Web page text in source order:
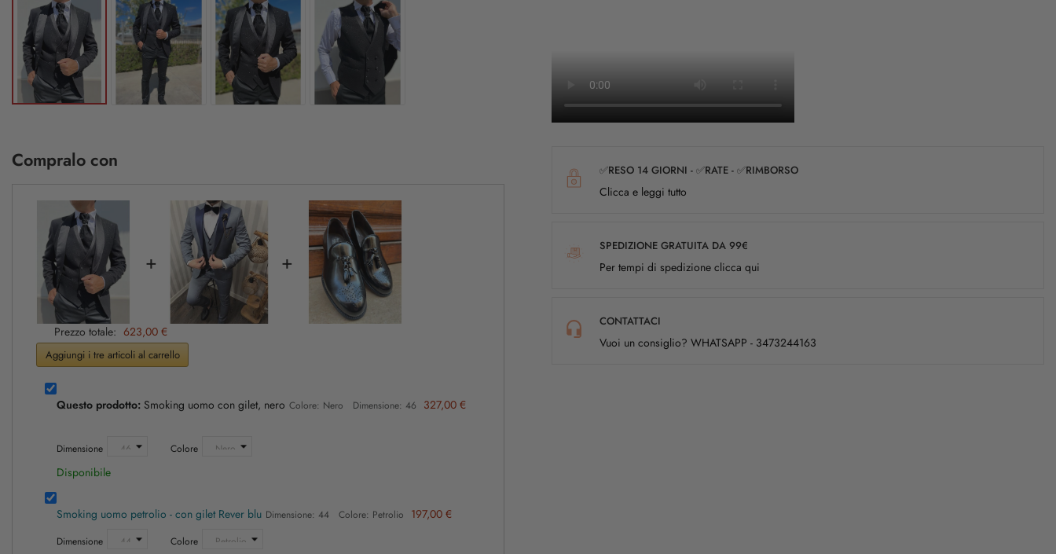
Compralo con
+ +
Prezzo totale: 623,00 €
Aggiungi i tre articoli al carrello
Questo prodotto: Smoking uomo con gilet, nero Colore: Nero Dimensione: 46 327,00 €
Dimensione Colore
Disponibile
Smoking uomo petrolio - con gilet Rever blu Dimensione: 44 Colore: Petrolio 197,00 €
Dimensione Colore
✅RESO 14 GIORNI - ✅RATE - ✅RIMBORSO
Clicca e leggi tutto
SPEDIZIONE GRATUITA DA 99€
Per tempi di spedizione clicca qui
CONTATTACI
Vuoi un consiglio? WHATSAPP - 3473244163